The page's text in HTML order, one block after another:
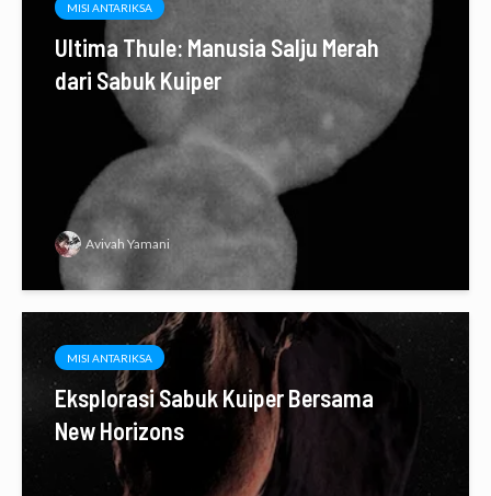
MISI ANTARIKSA
Ultima Thule: Manusia Salju Merah
dari Sabuk Kuiper
Avivah Yamani
MISI ANTARIKSA
Eksplorasi Sabuk Kuiper Bersama
New Horizons